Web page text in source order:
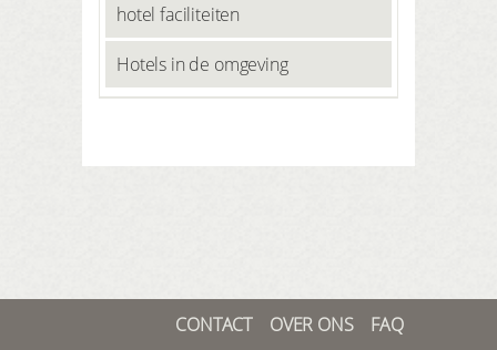
hotel faciliteiten
Hotels in de omgeving
CONTACT OVER ONS
FAQ